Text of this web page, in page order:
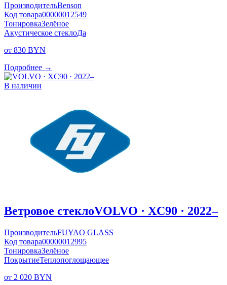
ПроизводительBenson
Код товара00000012549
ТонировкаЗелёное
Акустическое стеклоДа
от 830 BYN
Подробнее →
В наличии
Ветровое стеклоVOLVO · XC90 · 2022–
ПроизводительFUYAO GLASS
Код товара00000012995
ТонировкаЗелёное
ПокрытиеТеплопоглощающее
от 2 020 BYN